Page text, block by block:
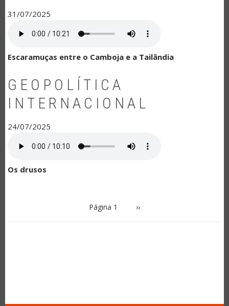
31/07/2025
Escaramuças entre o Camboja e a Tailândia
GEOPOLÍTICA
INTERNACIONAL
24/07/2025
Os drusos
Página 1 Próxima
››